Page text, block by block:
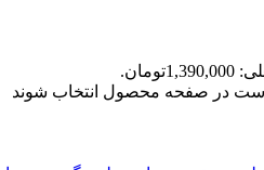
است در صفحه محصول انتخاب شوند